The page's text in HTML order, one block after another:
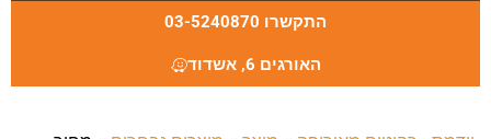
התקשרו 03-5240870
האורגים 6, אשדוד